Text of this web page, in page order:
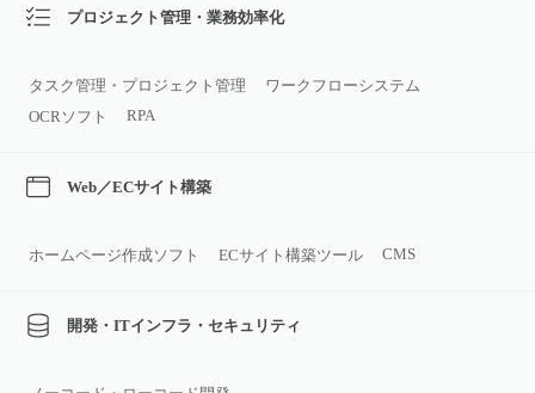
プロジェクト管理・業務効率化
タスク管理・プロジェクト管理
ワークフローシステム
OCRソフト
RPA
Web／ECサイト構築
ホームページ作成ソフト ECサイト構築ツール CMS
開発・ITインフラ・セキュリティ